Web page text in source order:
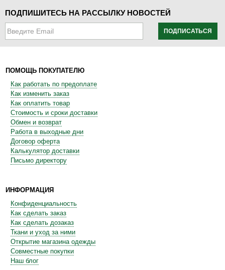
ПОДПИШИТЕСЬ НА РАССЫЛКУ НОВОСТЕЙ
ПОДПИСАТЬСЯ
ПОМОЩЬ ПОКУПАТЕЛЮ
Как работать по предоплате
Как изменить заказ
Как оплатить товар
Стоимость и сроки доставки
Обмен и возврат
Работа в выходные дни
Договор оферта
Калькулятор доставки
Письмо директору
ИНФОРМАЦИЯ
Конфиденциальность
Как сделать заказ
Как сделать дозаказ
Ткани и уход за ними
Открытие магазина одежды
Совместные покупки
Наш блог